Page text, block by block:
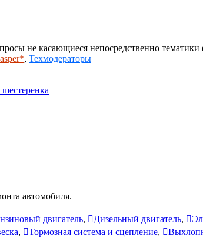
не касающиеся непосредственно тематики
, Техмодераторы
шестеренка
автомобиля.
двигатель, Дизельный двигатель,
, Тормозная система и сцепление,